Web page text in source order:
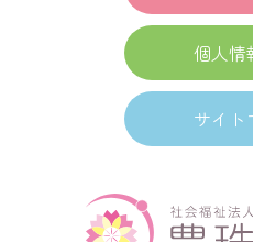
個人情
サイト